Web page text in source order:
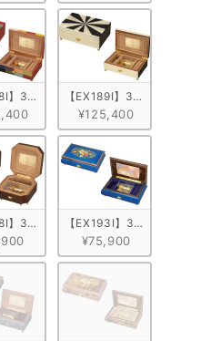
イタリア象嵌小物入れ付き　グランドピ
】30弁 ORPHEUS イタリア象嵌小物入
【EX189I】30弁 ORPHEUS
¥125,400
タリア象嵌小物入れ付き 格子
】30弁 ORPHEUS イタリア象嵌小物入
【EX193I】30弁 ORPHEUS
¥75,900